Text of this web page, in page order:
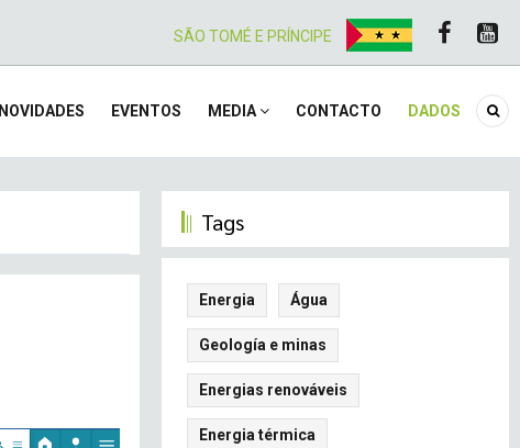
SÃO TOMÉ E PRÍNCIPE
NOVIDADES EVENTOS MEDIA CONTACTO DADOS
Tags
Energia Água
Geología e minas
Energias renováveis
Energia térmica